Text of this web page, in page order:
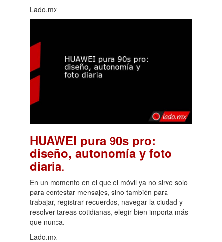
Lado.mx
HUAWEI pura 90s pro:
diseño, autonomía y foto
diaria.
En un momento en el que el móvil ya no sirve solo
para contestar mensajes, sino también para
trabajar, registrar recuerdos, navegar la ciudad y
resolver tareas cotidianas, elegir bien importa más
que nunca.
Lado.mx